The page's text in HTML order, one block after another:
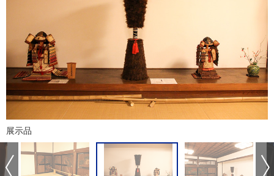
展示品